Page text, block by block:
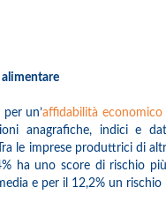
alimentare
un’affidabilità economico
anagrafiche, indici e
le imprese produttrici di
ha uno score di rischio
e per il 12,2% un rischio